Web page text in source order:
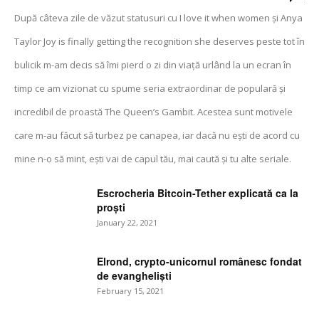
După câteva zile de văzut statusuri cu I love it when women și Anya
Taylor Joy is finally getting the recognition she deserves peste tot în
bulicik m-am decis să îmi pierd o zi din viață urlând la un ecran în
timp ce am vizionat cu spume seria extraordinar de populară și
incredibil de proastă The Queen’s Gambit. Acestea sunt motivele
care m-au făcut să turbez pe canapea, iar dacă nu ești de acord cu
mine n-o să mint, ești vai de capul tău, mai caută și tu alte seriale.
Escrocheria Bitcoin-Tether explicată ca la
proști
January 22, 2021
Elrond, crypto-unicornul românesc fondat
de evangheliști
February 15, 2021